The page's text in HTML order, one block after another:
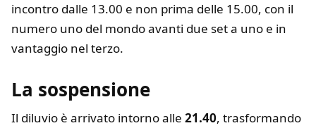
incontro dalle 13.00 e non prima delle 15.00, con il
numero uno del mondo avanti due set a uno e in
vantaggio nel terzo.
La sospensione
Il diluvio è arrivato intorno alle 21.40, trasformando